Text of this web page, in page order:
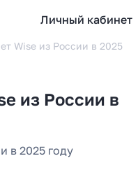
Личный кабинет
Wise из России в 2025
из России в
в 2025 году